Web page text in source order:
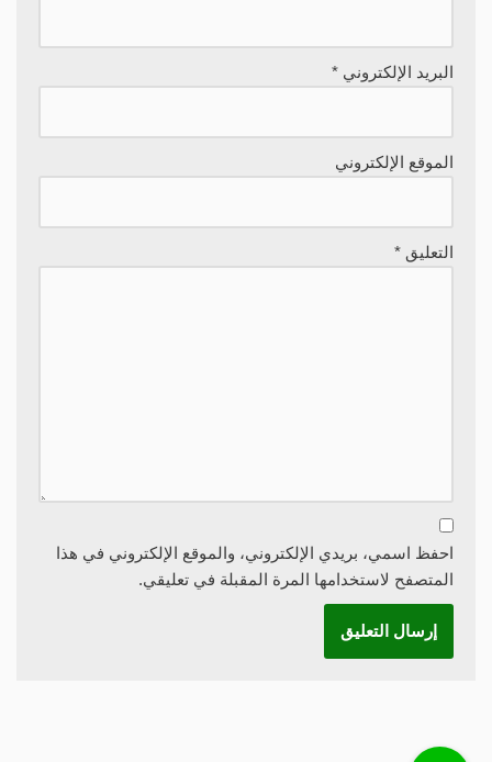
البريد الإلكتروني *
الموقع الإلكتروني
التعليق *
احفظ اسمي، بريدي الإلكتروني، والموقع الإلكتروني في هذا
المتصفح لاستخدامها المرة المقبلة في تعليقي.